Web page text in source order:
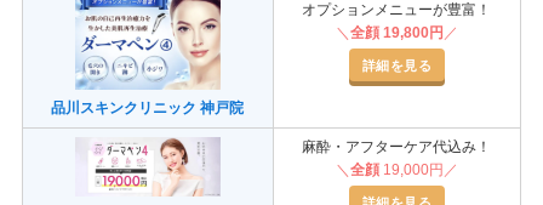
品川スキンクリニック 神戸院
オプションメニューが豊富！
＼ 全顔19,800円 ／
詳細を見る
麻酔・アフターケア代込み！
＼ 全顔19,000円／